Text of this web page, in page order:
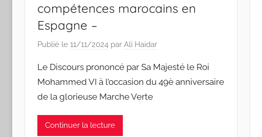
compétences marocains en
Espagne –
Publié le 11/11/2024 par Ali Haidar
Le Discours prononcé par Sa Majesté le Roi
Mohammed VI à l’occasion du 49è anniversaire
de la glorieuse Marche Verte
Continuer la lecture